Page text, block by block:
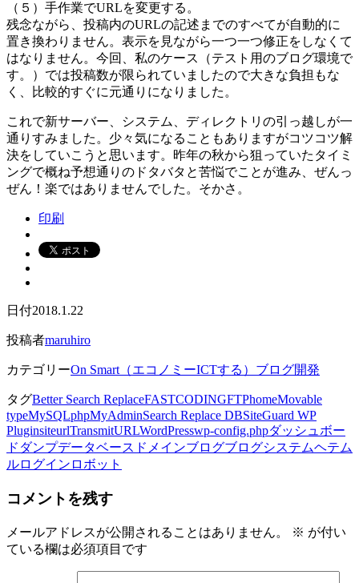
（５）手作業でURLを変更する。
残念ながら、投稿内のURLの記述までのすべてが自動的に
置き換わりません。表示を見ながら一つ一つ修正をしなくて
はなりません。今回、私のケース（テスト用のブログ環境で
す。）では投稿数が限られていましたので大きな負担もな
く、比較的すぐに元通りになりました。
これで新サーバー、システム、ディレクトリの引っ越しが一
通りすみました。少々気になることもありますがコツコツ解
決をしていこうと思います。昨年の秋から狙っていたタイミ
ングで概ね予想通りのドタバタと苦悩でことが進み、ぜんっ
ぜん！楽ではありませんでした。そかさ。
印刷
日付2018.1.22
投稿者maruhiro
カテゴリーOn Smart（エコノミーICTする） ブログ開発
タグBetter Search ReplaceFASTCODINGFTPhomeMovable
typeMySQLphpMyAdminSearch Replace DBSiteGuard WP
PluginsiteurlTransmitURLWordPresswp-config.phpダッシュボー
ド ダンプデータベース ドメインブログブログシステムヘテム
ルログイン ロボット
コメントを残す
メールアドレスが公開されることはありません。 ※ が付い
ている欄は必須項目です